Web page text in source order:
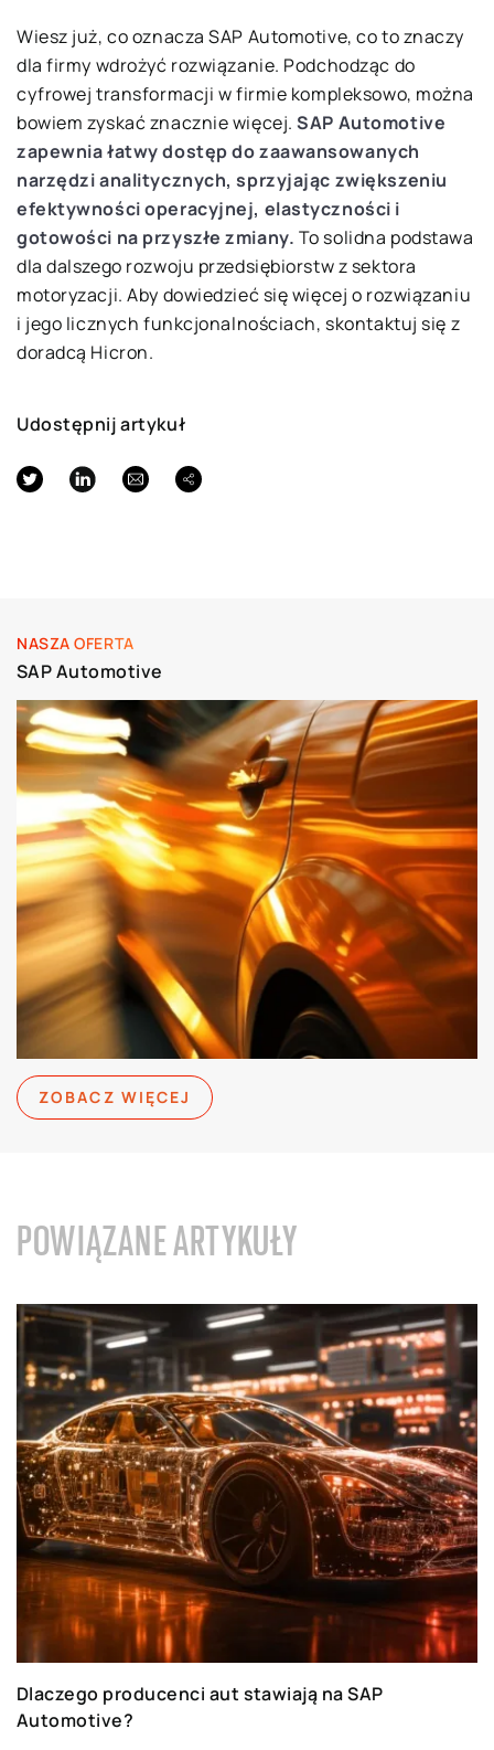
NASZA OFERTA
SAP Automotive
ZOBACZ WIĘCEJ
Wiesz już, co oznacza SAP Automotive, co to znaczy
dla firmy wdrożyć rozwiązanie. Podchodząc do
cyfrowej transformacji w firmie kompleksowo, można
bowiem zyskać znacznie więcej.SAP Automotive
zapewnia łatwy dostęp do zaawansowanych
narzędzi analitycznych, sprzyjając zwiększeniu
efektywności operacyjnej, elastyczności i
gotowości na przyszłe zmiany. To solidna podstawa
dla dalszego rozwoju przedsiębiorstw z sektora
motoryzacji. Aby dowiedzieć się więcej o rozwiązaniu
i jego licznych funkcjonalnościach, skontaktuj się z
doradcą Hicron.
Udostępnij artykuł
POWIĄZANE ARTYKUŁY
Dlaczego producenci aut stawiają na SAP
Automotive?